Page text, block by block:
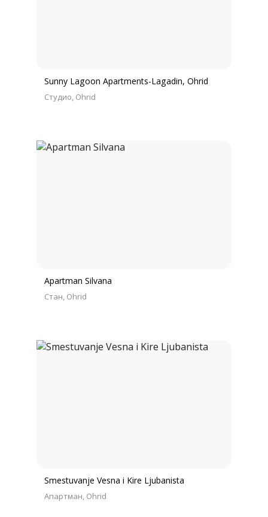
Sunny Lagoon Apartments-Lagadin, Ohrid
Студио Ohrid
Apartman Silvana
Стан Ohrid
Smestuvanje Vesna i Kire Ljubanista
Апартман Ohrid